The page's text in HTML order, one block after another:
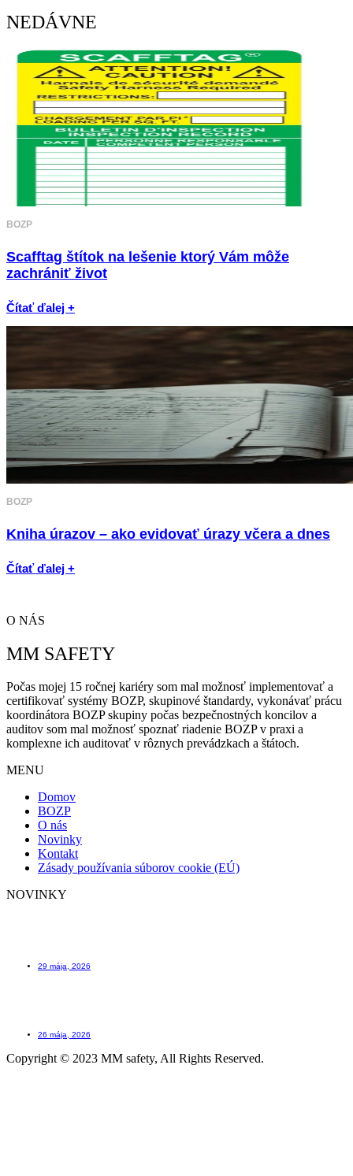
NEDÁVNE
BOZP
Scafftag štítok na lešenie ktorý Vám môže
zachrániť život
Čítať ďalej +
BOZP
Kniha úrazov – ako evidovať úrazy včera a dnes
Čítať ďalej +
O NÁS
MM SAFETY
Počas mojej 15 ročnej kariéry som mal možnosť implementovať a
certifikovať systémy BOZP, skupinové štandardy, vykonávať prácu
koordinátora BOZP skupiny počas bezpečnostných koncilov a
auditov som mal možnosť spoznať riadenie BOZP v praxi a
komplexne ich auditovať v rôznych prevádzkach a štátoch.
MENU
Domov
BOZP
O nás
Novinky
Kontakt
Zásady používania súborov cookie (EÚ)
NOVINKY
29 mája, 2026
26 mája, 2026
Copyright © 2023 MM safety, All Rights Reserved.